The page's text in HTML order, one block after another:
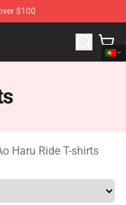
$100
Ride Merchandise
Haru Ride T-shirts